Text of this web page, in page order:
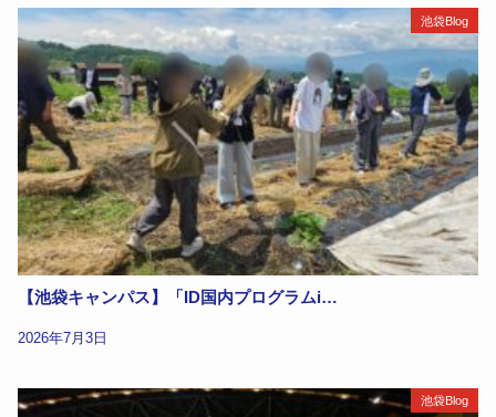
池袋Blog
【池袋キャンパス】「ID国内プログラムi…
2026年7月3日
池袋Blog